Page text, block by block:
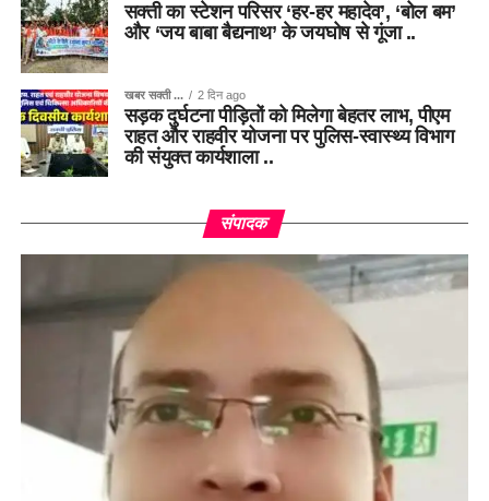
सक्ती का स्टेशन परिसर ‘हर-हर महादेव’, ‘बोल बम’
और ‘जय बाबा बैद्यनाथ’ के जयघोष से गूंजा ..
खबर सक्ती ... 2 दिन ago
सड़क दुर्घटना पीड़ितों को मिलेगा बेहतर लाभ, पीएम
राहत और राहवीर योजना पर पुलिस-स्वास्थ्य विभाग
की संयुक्त कार्यशाला ..
संपादक